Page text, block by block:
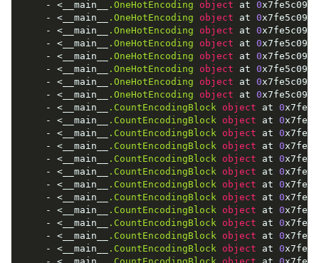
    - <__main__
.OneHotEncoding object at 0
    - <__main__
.OneHotEncoding object at 0
    - <__main__
.OneHotEncoding object at 0
    - <__main__
.OneHotEncoding object at 0
    - <__main__
.OneHotEncoding object at 0
    - <__main__
.OneHotEncoding object at 0
    - <__main__
.OneHotEncoding object at 0
    - <__main__
.OneHotEncoding object at 0
    - <__main__
.CountEncodingBlock object at 0
    - <__main__
.CountEncodingBlock object at 0
    - <__main__
.CountEncodingBlock object at 0
    - <__main__
.CountEncodingBlock object at 0
    - <__main__
.CountEncodingBlock object at 0
    - <__main__
.CountEncodingBlock object at 0
    - <__main__
.CountEncodingBlock object at 0
    - <__main__
.CountEncodingBlock object at 0
    - <__main__
.CountEncodingBlock object at 0
    - <__main__
.CountEncodingBlock object at 0
    - <__main__
.CountEncodingBlock object at 0
    - <__main__
.CountEncodingBlock object at 0